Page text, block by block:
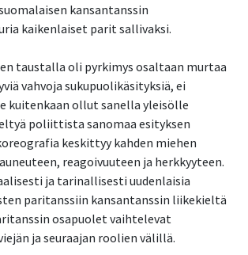
kansantanssin
kaikenlaiset parit sallivaksi.
taustalla oli pyrkimys osaltaan murtaa
vahvoja sukupuolikäsityksiä, ei
kuitenkaan ollut sanella yleisölle
poliittista sanomaa esityksen
keskittyy kahden miehen
reagoivuuteen ja herkkyyteen.
ja tarinallisesti uudenlaisia
paritanssiin kansantanssin liikekieltä
osapuolet vaihtelevat
ja seuraajan roolien välillä.